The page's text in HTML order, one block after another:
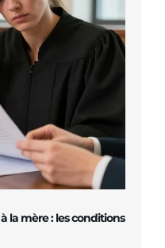
la mère : les conditions